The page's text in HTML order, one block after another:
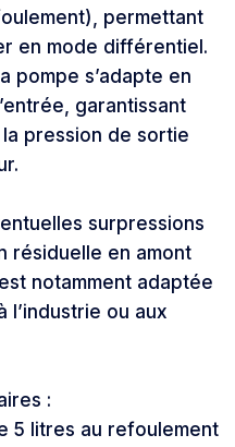
permettant
en mode différentiel.
pompe s’adapte en
garantissant
pression de sortie
surpressions
résiduelle en amont
notamment adaptée
l’industrie ou aux
:
5 litres au refoulement